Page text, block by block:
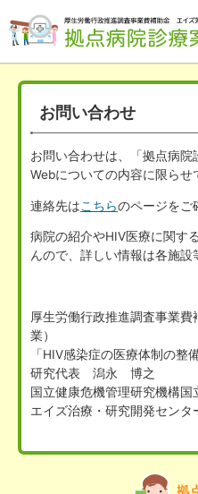
お問い合わせ
お問い合わせは、「拠点病
Webについての内容に限らせ
連絡先はこちらのページをご
病院の紹介やHIV医療に関す
んので、詳しい情報は各施設
厚生労働行政推進調査事業
業）
「HIV感染症の医療体制の整
研究代表 潟永 博之
国立健康危機管理研究機構国
エイズ治療・研究開発センタ